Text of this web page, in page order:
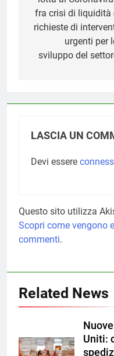
fra crisi di liquidità
richieste di
urgenti per
sviluppo del
LASCIA UN
Devi essere
Questo sito utilizza
Scopri come vengono
commenti.
Related News
Uniti: